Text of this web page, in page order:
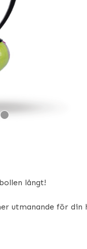
långt!
utmanande för din